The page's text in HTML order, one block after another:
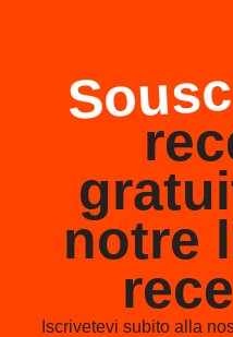
notre
Iscrivetevi subito alla